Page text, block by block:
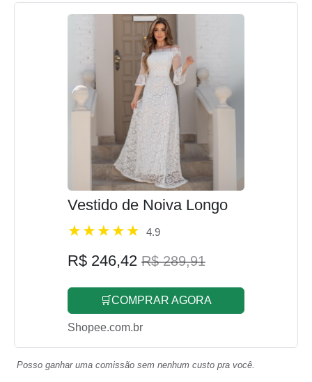
Vestido de Noiva Longo
4.9
R$ 246,42 R$ 289,91
🛒COMPRAR AGORA
Shopee.com.br
Posso ganhar uma comissão sem nenhum custo pra você.